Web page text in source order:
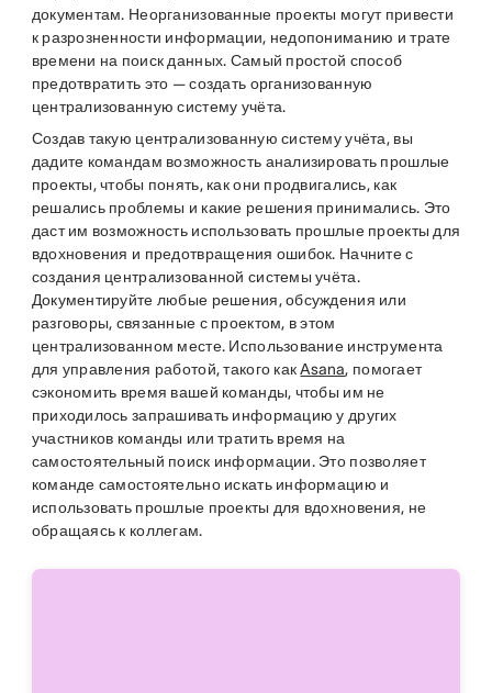
документам. Неорганизованные проекты могут привести
к разрозненности информации, недопониманию и трате
времени на поиск данных. Самый простой способ
предотвратить это — создать организованную
централизованную систему учёта.
Создав такую централизованную систему учёта, вы
дадите командам возможность анализировать прошлые
проекты, чтобы понять, как они продвигались, как
решались проблемы и какие решения принимались. Это
даст им возможность использовать прошлые проекты для
вдохновения и предотвращения ошибок. Начните с
создания централизованной системы учёта.
Документируйте любые решения, обсуждения или
разговоры, связанные с проектом, в этом
централизованном месте. Использование инструмента
для управления работой, такого какAsana, помогает
сэкономить время вашей команды, чтобы им не
приходилось запрашивать информацию у других
участников команды или тратить время на
самостоятельный поиск информации. Это позволяет
команде самостоятельно искать информацию и
использовать прошлые проекты для вдохновения, не
обращаясь к коллегам.